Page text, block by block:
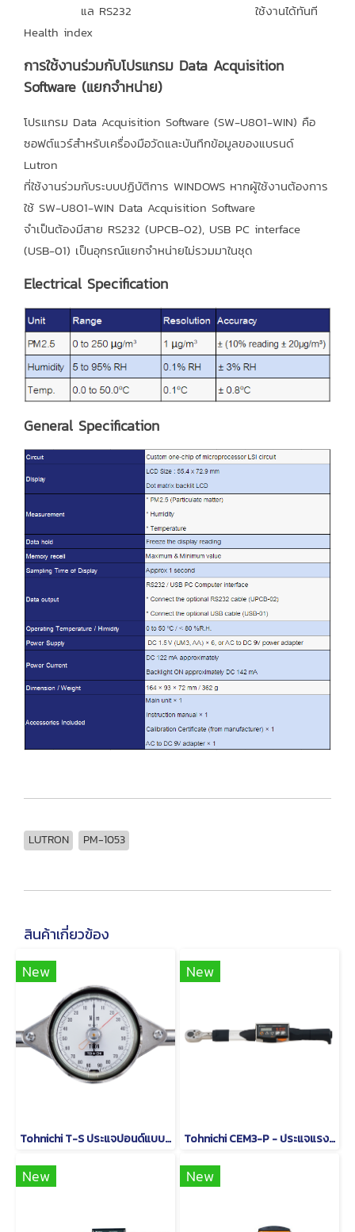
แล RS232 ใช้งานได้ทันที
Health index
การใช้งานร่วมกับโปรแกรม Data Acquisition
Software (แยกจำหน่าย)
โปรแกรม Data Acquisition Software (SW-U801-WIN) คือ
ซอฟต์แวร์สำหรับเครื่องมือวัดและบันทึกข้อมูลของแบรนด์
Lutron
ที่ใช้งานร่วมกับระบบปฏิบัติการ WINDOWS หากผู้ใช้งานต้องการ
ใช้ SW-U801-WIN Data Acquisition Software
จำเป็นต้องมีสาย RS232 (UPCB-02), USB PC interface
(USB-01) เป็นอุกรณ์แยกจำหน่ายไม่รวมมาในชุด
Electrical Specification
General Specification
LUTRON PM-1053
สินค้าเกี่ยวข้อง
New
Tohnichi T-S ประแจปอนด์แบบหน้าปัดชนิดด้ามจับรูปตัว T
New
Tohnichi CEM3-P - ประแจแรงบิดดิจิตอลชนิดหัวเปลี่ยนได้
New New